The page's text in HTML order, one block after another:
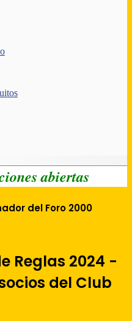
abiertas
del Foro 2000
Reglas 2024 -
del Club